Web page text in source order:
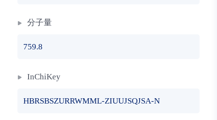
分子量
759.8
InChiKey
HBRSBSZURRWMML-ZIUUJSQJSA-N